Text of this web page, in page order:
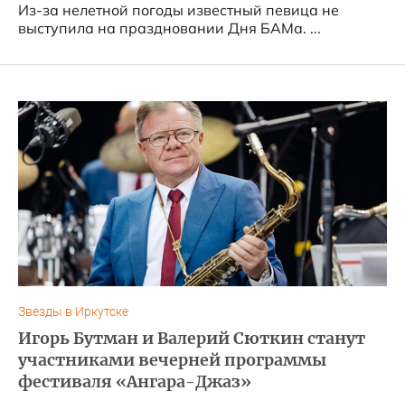
Из-за нелетной погоды известный певица не
выступила на праздновании Дня БАМа. ...
Звезды в Иркутске
Игорь Бутман и Валерий Сюткин станут
участниками вечерней программы
фестиваля «Ангара-Джаз»